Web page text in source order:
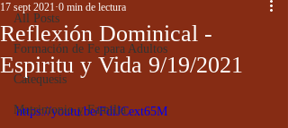
All Posts
Formación de Fe para Adultos
Catequesis
Matrimonio y Familia
Reflexión Dominical -
Espiritu y Vida 9/19/2021
17 sept 2021 0 min de lectura
https://youtu.be/FdiJCext65M